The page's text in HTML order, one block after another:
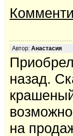
Автор: Анастасия
назад.
на